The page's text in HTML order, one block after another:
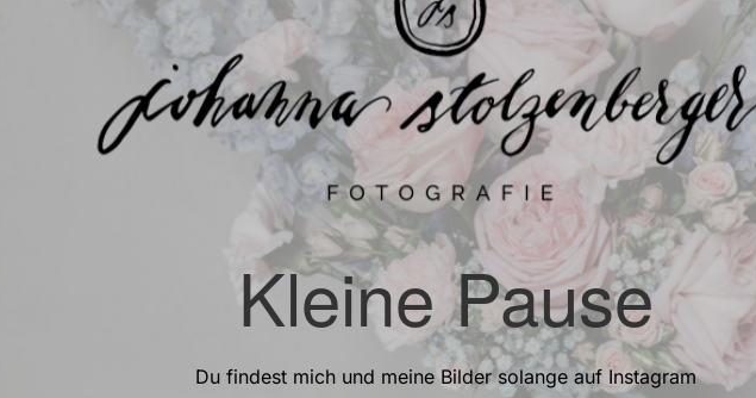
Kleine Pause
Du findest mich und meine Bilder solange auf Instagram